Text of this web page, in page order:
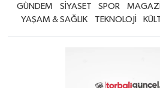
GÜNDEM SİYASET SPOR
YAŞAM & SAĞLIK
TEKNOLOJİ